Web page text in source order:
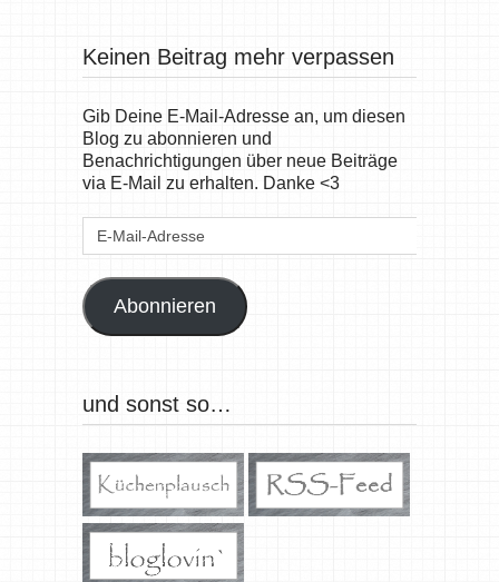
Keinen Beitrag mehr verpassen
Gib Deine E-Mail-Adresse an, um diesen
Blog zu abonnieren und
Benachrichtigungen über neue Beiträge
via E-Mail zu erhalten. Danke <3
E-
Abonnieren
und sonst so…